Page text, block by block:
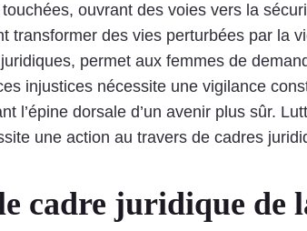
ouvrant des voies vers la
transformer des vies perturbées par la
permet aux femmes de
injustices nécessite une vigilance
l’épine dorsale d’un avenir plus sûr.
une action au travers de cadres
cadre juridique de